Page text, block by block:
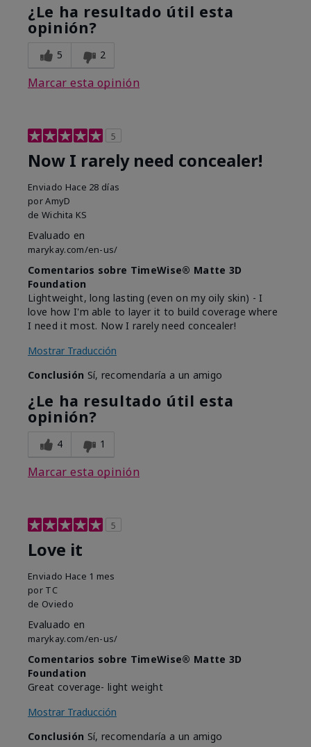
¿Le ha resultado útil esta
opinión?
5 2
Marcar esta opinión
5
Now I rarely need concealer!
Enviado Hace 28 días
porAmyD
de Wichita KS
Evaluado en
marykay.com/en-us/
Comentarios sobre TimeWise® Matte 3D
Foundation
Lightweight, long lasting (even on my oily skin) - I
love how I'm able to layer it to build coverage where
I need it most. Now I rarely need concealer!
Mostrar Traducción
Conclusión Sí, recomendaría a un amigo
¿Le ha resultado útil esta
opinión?
4 1
Marcar esta opinión
5
Love it
Enviado Hace 1 mes
por TC
de Oviedo
Evaluado en
marykay.com/en-us/
Comentarios sobre TimeWise® Matte 3D
Foundation
Great coverage- light weight
Mostrar Traducción
Conclusión Sí, recomendaría a un amigo